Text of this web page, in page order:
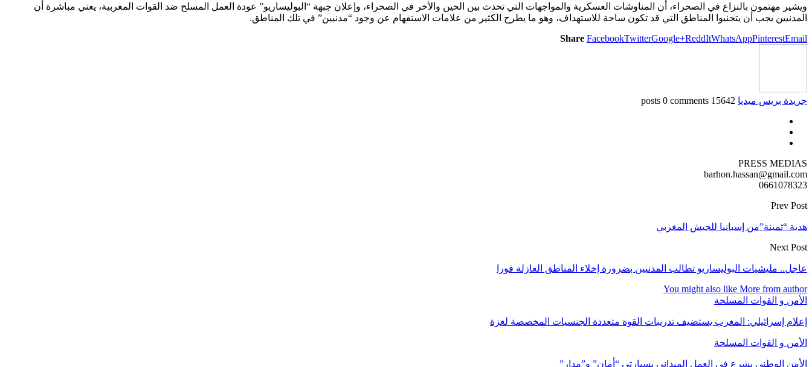
ويشير مهتمون بالنزاع في الصحراء، أن المناوشات العسكرية والمواجهات التي تحدث بين الحين والأخر في الصحراء، وإعلان جبهة “البوليساريو” عودة العمل المسلح ضد القوات المغربية، يعني مباشرة أن
المدنيين يجب أن يتجنبوا المناطق التي قد تكون ساحة للاستهداف، وهو ما يطرح الكثير من علامات الاستفهام عن وجود “مدنيين” في تلك المناطق.
Share FacebookTwitterGoogle+ReddItWhatsAppPinterestEmail
جريدة بريس ميديا 15642 posts
0 comments
PRESS MEDIAS
barhon.hassan@gmail.com
0661078323
Prev Post
هدية “ثمينة”من إسبانيا للجيش المغربي
Next Post
عاجل.. مليشيات البوليساريو تطالب المدنيين بضرورة إخلاء المناطق العازلة فورا
You might also like More from author
الأمن و القوات المسلحة
إعلام إسرائيلي: المغرب يستضيف تدريبات القوة متعددة الجنسيات المخصصة لغزة
الأمن و القوات المسلحة
الأمن الوطني يشرع في العمل الميداني بسيارتي “أمان” و”مدار”